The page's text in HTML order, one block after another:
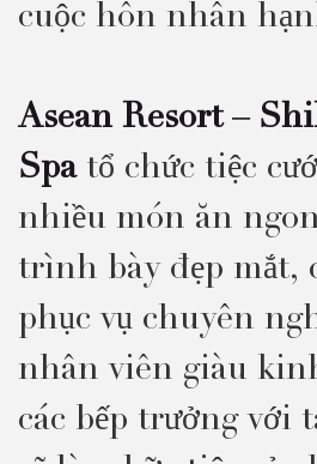
cuộc hôn nhân
Asean Resort –
Spatổ chức tiệc
nhiều món ăn
trình bày đẹp mắt,
phục vụ chuyên
nhân viên giàu
các bếp trưởng với